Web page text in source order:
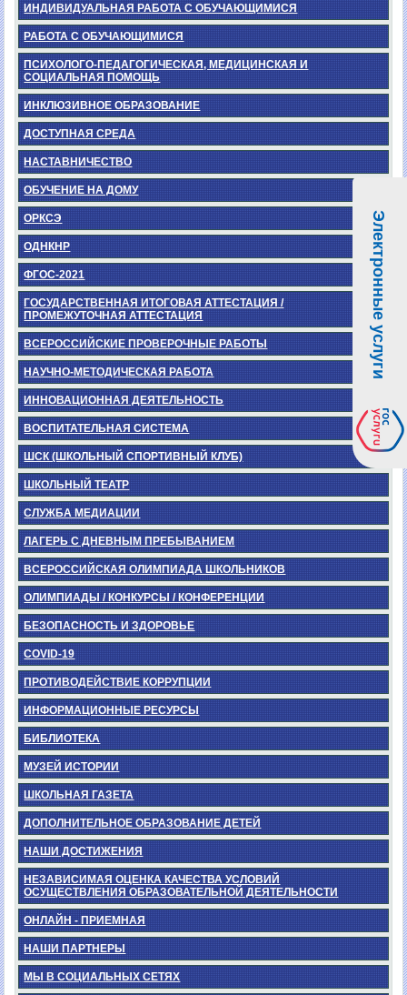
ИНДИВИДУАЛЬНАЯ РАБОТА С ОБУЧАЮЩИМИСЯ
РАБОТА С ОБУЧАЮЩИМИСЯ
ПСИХОЛОГО-ПЕДАГОГИЧЕСКАЯ, МЕДИЦИНСКАЯ И
СОЦИАЛЬНАЯ ПОМОЩЬ
ИНКЛЮЗИВНОЕ ОБРАЗОВАНИЕ
ДОСТУПНАЯ СРЕДА
НАСТАВНИЧЕСТВО
ОБУЧЕНИЕ НА ДОМУ
ОРКСЭ
ОДНКНР
ФГОС-2021
ГОСУДАРСТВЕННАЯ ИТОГОВАЯ АТТЕСТАЦИЯ /
ПРОМЕЖУТОЧНАЯ АТТЕСТАЦИЯ
ВСЕРОССИЙСКИЕ ПРОВЕРОЧНЫЕ РАБОТЫ
НАУЧНО-МЕТОДИЧЕСКАЯ РАБОТА
ИННОВАЦИОННАЯ ДЕЯТЕЛЬНОСТЬ
ВОСПИТАТЕЛЬНАЯ СИСТЕМА
ШСК (ШКОЛЬНЫЙ СПОРТИВНЫЙ КЛУБ)
ШКОЛЬНЫЙ ТЕАТР
СЛУЖБА МЕДИАЦИИ
ЛАГЕРЬ С ДНЕВНЫМ ПРЕБЫВАНИЕМ
ВСЕРОССИЙСКАЯ ОЛИМПИАДА ШКОЛЬНИКОВ
ОЛИМПИАДЫ / КОНКУРСЫ / КОНФЕРЕНЦИИ
БЕЗОПАСНОСТЬ И ЗДОРОВЬЕ
COVID-19
ПРОТИВОДЕЙСТВИЕ КОРРУПЦИИ
ИНФОРМАЦИОННЫЕ РЕСУРСЫ
БИБЛИОТЕКА
МУЗЕЙ ИСТОРИИ
ШКОЛЬНАЯ ГАЗЕТА
ДОПОЛНИТЕЛЬНОЕ ОБРАЗОВАНИЕ ДЕТЕЙ
НАШИ ДОСТИЖЕНИЯ
НЕЗАВИСИМАЯ ОЦЕНКА КАЧЕСТВА УСЛОВИЙ
ОСУЩЕСТВЛЕНИЯ ОБРАЗОВАТЕЛЬНОЙ ДЕЯТЕЛЬНОСТИ
ОНЛАЙН - ПРИЕМНАЯ
НАШИ ПАРТНЕРЫ
МЫ В СОЦИАЛЬНЫХ СЕТЯХ
Электронные услуги